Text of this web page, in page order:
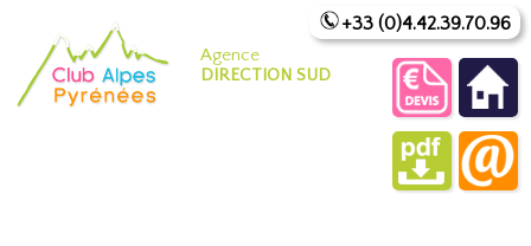
Agence
DIRECTION SUD
+33 (0)4.42.39.70.96